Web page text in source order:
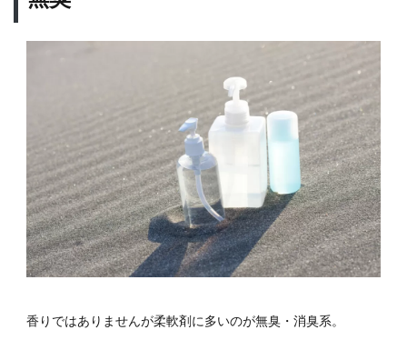
香りではありませんが柔軟剤に多いのが無臭・消臭系。